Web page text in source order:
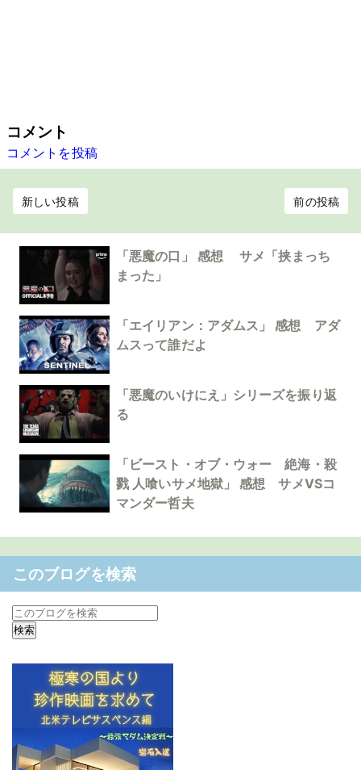
コメント
コメントを投稿
新しい投稿 前の投稿
「悪魔の口」 感想 サメ「挟まっち
まった」
「エイリアン：アダムス」 感想 アダ
ムスって誰だよ
「悪魔のいけにえ」シリーズを振り返
る
「ビースト・オブ・ウォー 絶海・殺
戮 人喰いサメ地獄」 感想 サメVSコ
マンダー哲夫
このブログを検索